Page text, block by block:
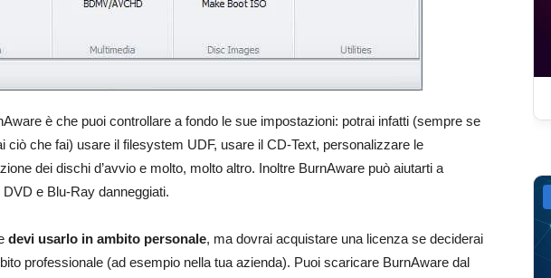
è che puoi controllare a fondo le sue impostazioni: potrai infatti (sempre se
ciò che fai) usare il filesystem UDF, usare il CD-Text, personalizzare le
dei dischi d’avvio e molto, molto altro. Inoltre BurnAware può aiutarti a
e Blu-Ray danneggiati.
devi usarlo in ambito personale, ma dovrai acquistare una licenza se deciderai
professionale (ad esempio nella tua azienda). Puoi scaricare BurnAware dal